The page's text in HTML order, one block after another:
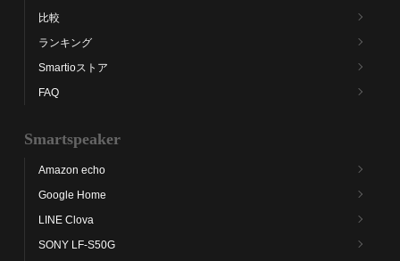
比較
ランキング
Smartioストア
FAQ
Smartspeaker
Amazon echo
Google Home
LINE Clova
SONY LF-S50G